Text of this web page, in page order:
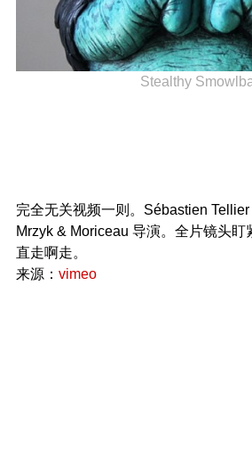
Stealthy
完全无关视频一则。Sébastien Tellier
Mrzyk & Moriceau 导演。全片镜头盯
直走啊走。
来源： vimeo